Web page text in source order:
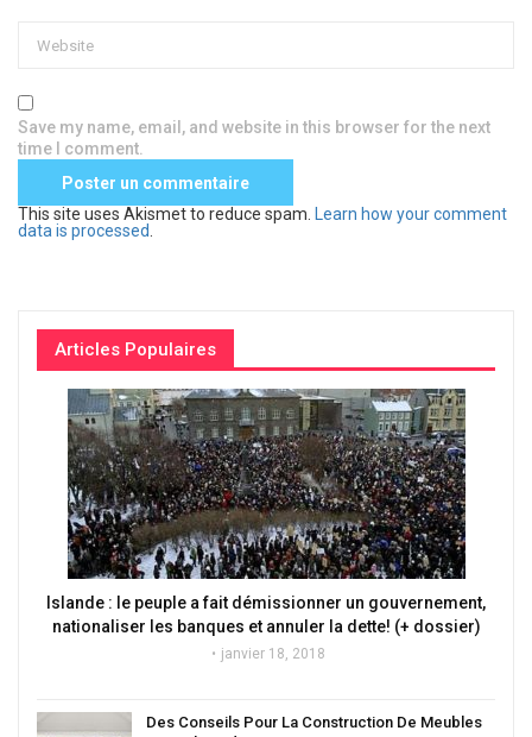
Save my name, email, and website in this browser for the next
time I comment.
This site uses Akismet to reduce spam.
Learn how your comment
data is processed
Articles Populaires
Islande : le peuple a fait démissionner un gouvernement,
nationaliser les banques et annuler la dette! (+ dossier)
janvier 18, 2018
Des Conseils Pour La Construction De Meubles